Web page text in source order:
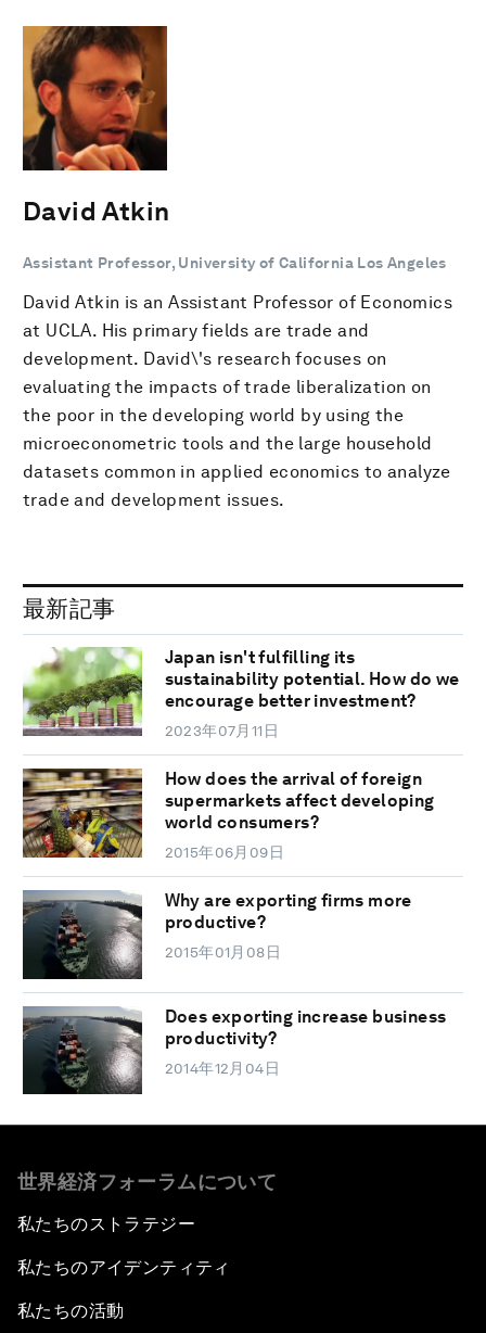
David Atkin
Assistant Professor, University of California Los Angeles
David Atkin is an Assistant Professor of Economics
at UCLA. His primary fields are trade and
development. David\'s research focuses on
evaluating the impacts of trade liberalization on
the poor in the developing world by using the
microeconometric tools and the large household
datasets common in applied economics to analyze
trade and development issues.
最新記事
Japan isn't fulfilling its
sustainability potential. How do we
encourage better investment?
2023年07月11日
How does the arrival of foreign
supermarkets affect developing
world consumers?
2015年06月09日
Why are exporting firms more
productive?
2015年01月08日
Does exporting increase business
productivity?
2014年12月04日
世界経済フォーラムについて
私たちのストラテジー
私たちのアイデンティティ
私たちの活動